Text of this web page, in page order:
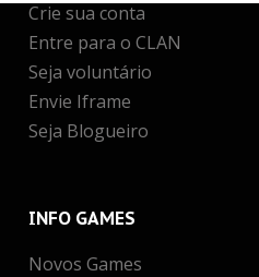
Crie sua conta
Entre para o CLAN
Seja voluntário
Envie Iframe
Seja Blogueiro
INFO GAMES
Novos Games